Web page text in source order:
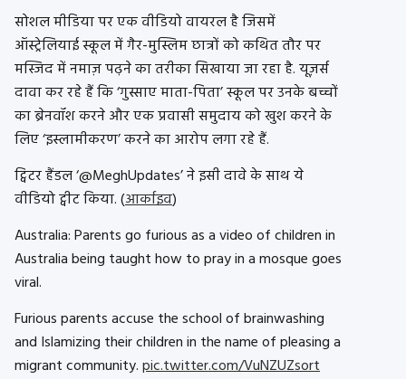
सोशल मीडिया पर एक वीडियो वायरल है जिसमें
ऑस्ट्रेलियाई स्कूल में गैर-मुस्लिम छात्रों को कथित तौर पर
मस्जिद में नमाज़ पढ़ने का तरीका सिखाया जा रहा है. यूज़र्स
दावा कर रहे हैं कि ‘गुस्साए माता-पिता’ स्कूल पर उनके बच्चों
का ब्रेनवॉश करने और एक प्रवासी समुदाय को खुश करने के
लिए ‘इस्लामीकरण’ करने का आरोप लगा रहे हैं.
ट्विटर हैंडल ‘@MeghUpdates’ ने इसी दावे के साथ ये
वीडियो ट्वीट किया. (आर्काइव)
Australia: Parents go furious as a video of children in
Australia being taught how to pray in a mosque goes
viral.
Furious parents accuse the school of brainwashing
and Islamizing their children in the name of pleasing a
migrant community.pic.twitter.com/VuNZUZsort